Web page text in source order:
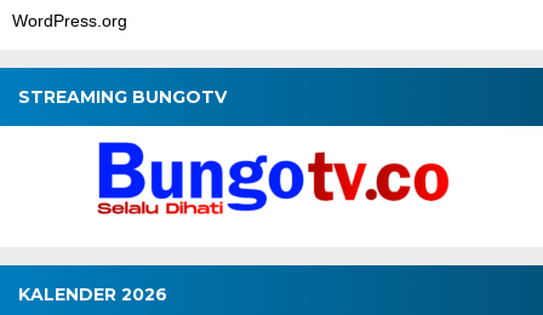
WordPress.org
STREAMING BUNGOTV
KALENDER 2026